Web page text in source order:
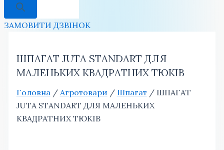
ЗАМОВИТИ ДЗВІНОК
ШПАГАТ JUTA STANDART ДЛЯ
МАЛЕНЬКИХ КВАДРАТНИХ ТЮКІВ
Головна/ Агротовари / Шпагат / ШПАГАТ
JUTA STANDART ДЛЯ МАЛЕНЬКИХ
КВАДРАТНИХ ТЮКІВ